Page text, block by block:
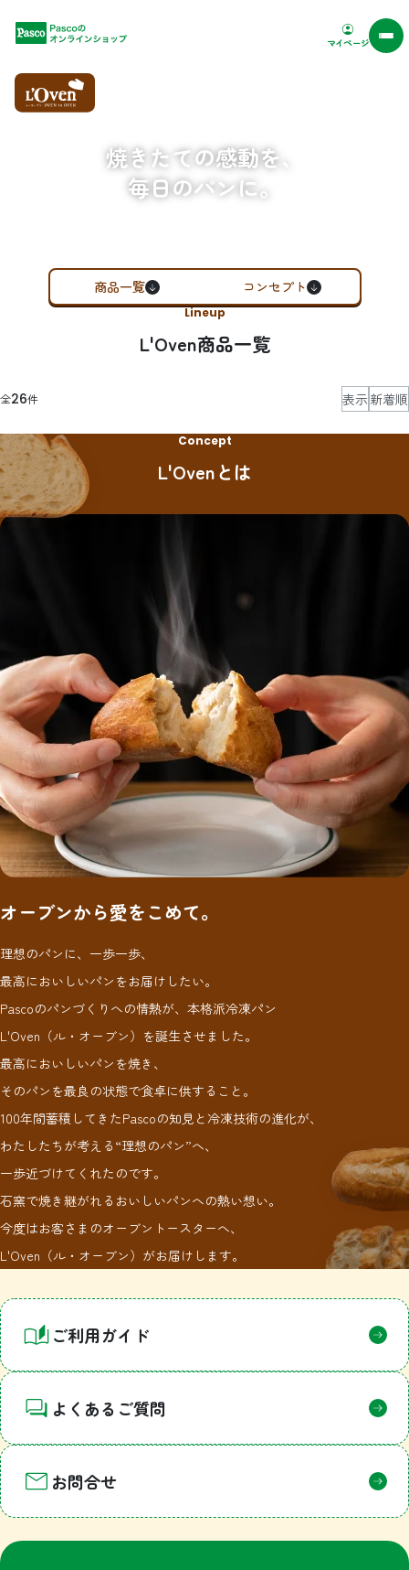
Pascoオンラインショップ マイページ
焼きたての感動を、
毎日のパンに。
商品一覧 コンセプト
Lineup
L'Oven商品一覧
全26件 表示 新着順
Concept
L'Ovenとは
オーブンから愛をこめて。
理想のパンに、一歩一歩、
最高においしいパンをお届けしたい。
Pascoのパンづくりへの情熱が、本格派冷凍パン
L'Oven（ル・オーブン）を誕生させました。
最高においしいパンを焼き、
そのパンを最良の状態で食卓に供すること。
100年間蓄積してきたPascoの知見と冷凍技術の進化が、
わたしたちが考える“理想のパン”へ、
一歩近づけてくれたのです。
石窯で焼き継がれるおいしいパンへの熱い想い。
今度はお客さまのオーブントースターへ、
L'Oven（ル・オーブン）がお届けします。
ご利用ガイド
よくあるご質問
お問合せ